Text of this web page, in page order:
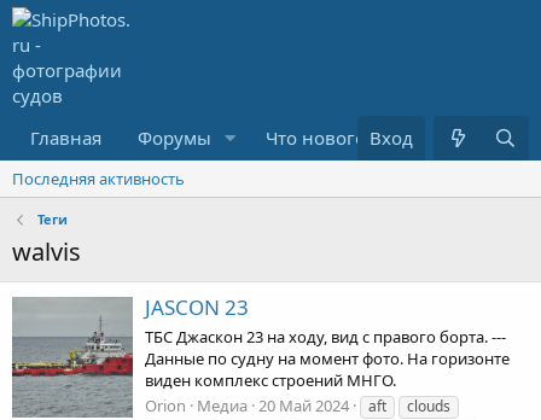
Главная Форумы Что нового? Медиа
Вход
Последняя активность
Теги
walvis
JASCON 23
ТБС Джаскон 23 на ходу, вид с правого борта. ---
Данные по судну на момент фото. На горизонте
виден комплекс строений МНГО.
Orion
Медиа 20 Май 2024 aft
clouds